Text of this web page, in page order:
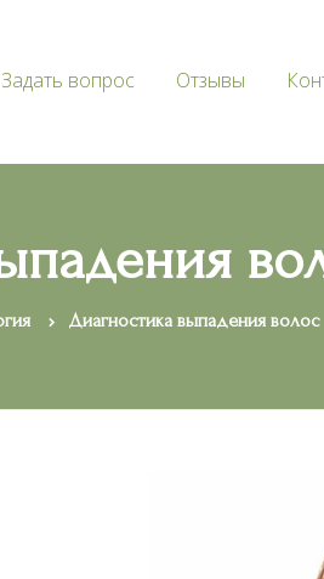
Задать вопрос Отзывы
Диагностика выпадения волос